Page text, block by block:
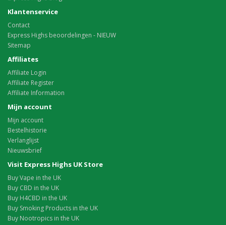
Klantenservice
Contact
Express Highs beoordelingen - NIEUW
Sitemap
Affiliates
Affiliate Login
Affiliate Register
Affiliate Information
Mijn account
Mijn account
Bestelhistorie
Verlanglijst
Nieuwsbrief
Visit Express Highs UK Store
Buy Vape in the UK
Buy CBD in the UK
Buy H4CBD in the UK
Buy Smoking Products in the UK
Buy Nootropics in the UK